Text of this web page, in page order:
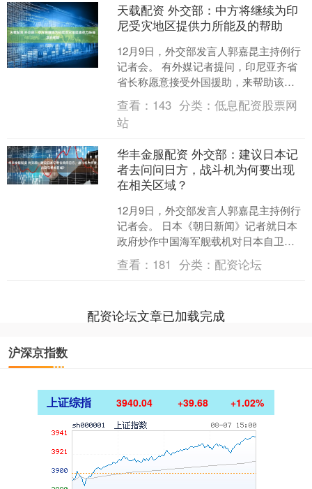
天载配资 外交部：中方将继续为印
尼受灾地区提供力所能及的帮助
12月9日，外交部发言人郭嘉昆主持例行
记者会。 有外媒记者提问，印尼亚齐省
省长称愿意接受外国援助，来帮助该省
受到洪灾影响的居民。中方的一个民间
组织已经提供了相关....
查看： 143 分类：低息配资股票网
站
华丰金服配资 外交部：建议日本记
者去问问日方，战斗机为何要出现
在相关区域？
12月9日，外交部发言人郭嘉昆主持例行
记者会。 日本《朝日新闻》记者就日本
政府炒作中国海军舰载机对日本自卫队
战斗机所谓“雷达照射”问题提问。 郭嘉昆
资料图。图....
查看： 181 分类： 配资论坛
配资论坛文章已加载完成
沪深京指数
上证综指 3940.04 +39.68 +1.02%